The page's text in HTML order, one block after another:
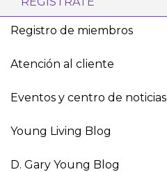
Registro de miembros
Atención al cliente
Eventos y centro de noticias
Young Living Blog
D. Gary Young Blog